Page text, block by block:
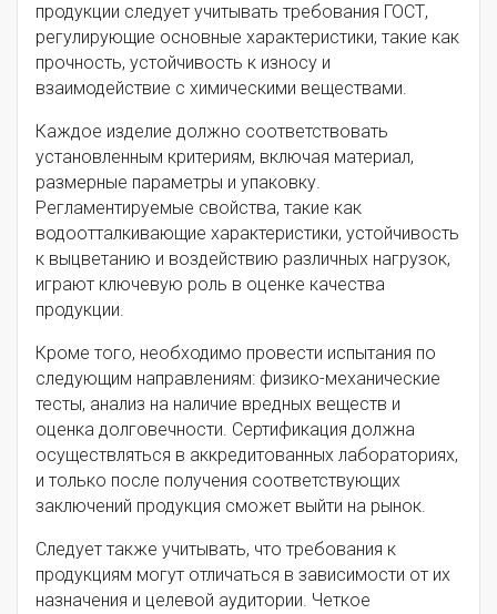
продукции следует учитывать требования ГОСТ,
регулирующие основные характеристики, такие как
прочность, устойчивость к износу и
взаимодействие с химическими веществами.
Каждое изделие должно соответствовать
установленным критериям, включая материал,
размерные параметры и упаковку.
Регламентируемые свойства, такие как
водоотталкивающие характеристики, устойчивость
к выцветанию и воздействию различных нагрузок,
играют ключевую роль в оценке качества
продукции.
Кроме того, необходимо провести испытания по
следующим направлениям: физико-механические
тесты, анализ на наличие вредных веществ и
оценка долговечности. Сертификация должна
осуществляться в аккредитованных лабораториях,
и только после получения соответствующих
заключений продукция сможет выйти на рынок.
Следует также учитывать, что требования к
продукциям могут отличаться в зависимости от их
назначения и целевой аудитории. Четкое